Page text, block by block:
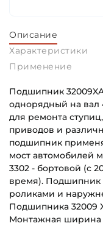
Описание
Характеристики
Применение
Подшипник
однорядный на вал
для ремонта
приводов и
подшипник
мост автомобилей
3302 - бортовой (с
время). Подшипник
роликами и
Подшипника 32009
Монтажная ширина